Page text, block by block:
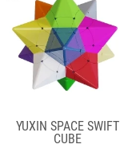
YUXIN SPACE SWIFT
CUBE